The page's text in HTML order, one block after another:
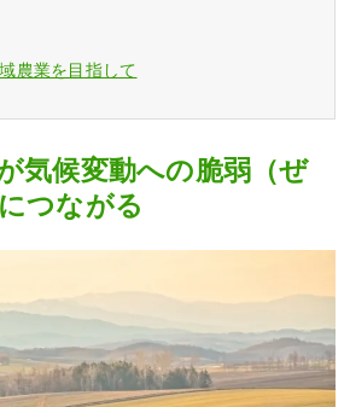
農業を目指して
気候変動への脆弱（ぜ
つながる